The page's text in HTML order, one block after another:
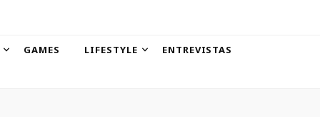
GAMES LIFESTYLE ENTREVISTAS